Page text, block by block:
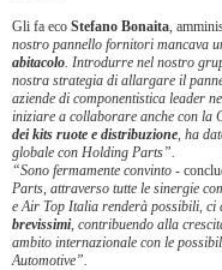
Gli fa eco Stefano Bonaita,
nostro pannello fornitori mancava
abitacolo. Introdurre nel nostro
nostra strategia di allargare il
aziende di componentistica leader
iniziare a collaborare anche con la
dei kits ruote e distribuzione, ha
globale con Holding Parts”.
“Sono fermamente convinto -
Parts, attraverso tutte le sinergie
e Air Top Italia renderà possibili, ci
brevissimi, contribuendo alla
ambito internazionale con le
Automotive”.